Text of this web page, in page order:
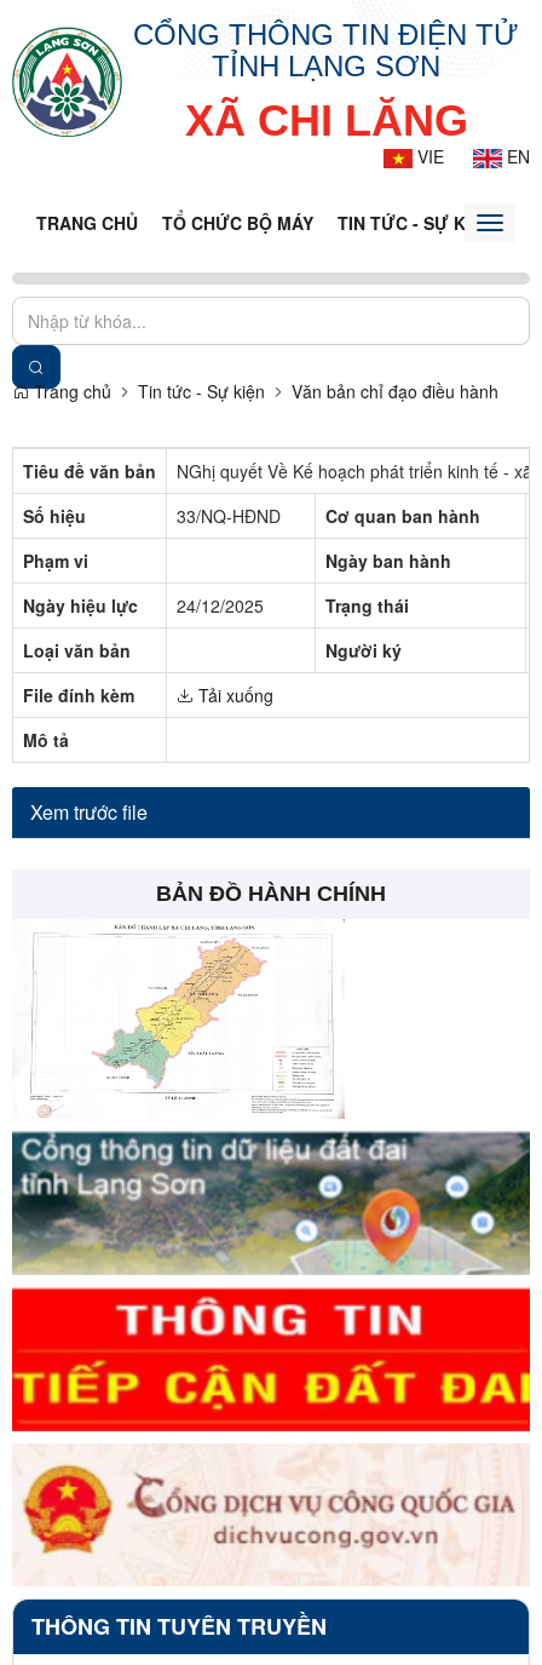
CỔNG THÔNG TIN ĐIỆN TỬ
TỈNH LẠNG SƠN
XÃ CHI LĂNG
VIE EN
TRANG CHỦ TỔ CHỨC BỘ MÁY TIN TỨC - SỰ KIỆNToggle
Trang chủ Tin tức - Sự kiện Văn bản chỉ đạo điều hành
Tiêu đề văn bản
NGhị quyết Về Kế hoạch phát triển kinh tế - xã
Số hiệu
33/NQ-HĐND
Cơ quan ban hành
Phạm vi
Ngày ban hành
Ngày hiệu lực
24/12/2025 Trạng thái
Loại văn bản
Người ký
File đính kèm
Tải xuống
Mô tả
Xem trước file
BẢN ĐỒ HÀNH CHÍNH
THÔNG TIN TUYÊN TRUYỀN